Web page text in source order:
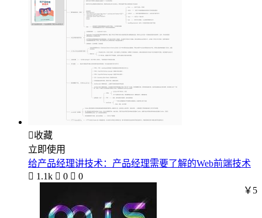
收藏
立即使用
给产品经理讲技术：产品经理需要了解的Web前端技术
 1.1k  0  0
￥5